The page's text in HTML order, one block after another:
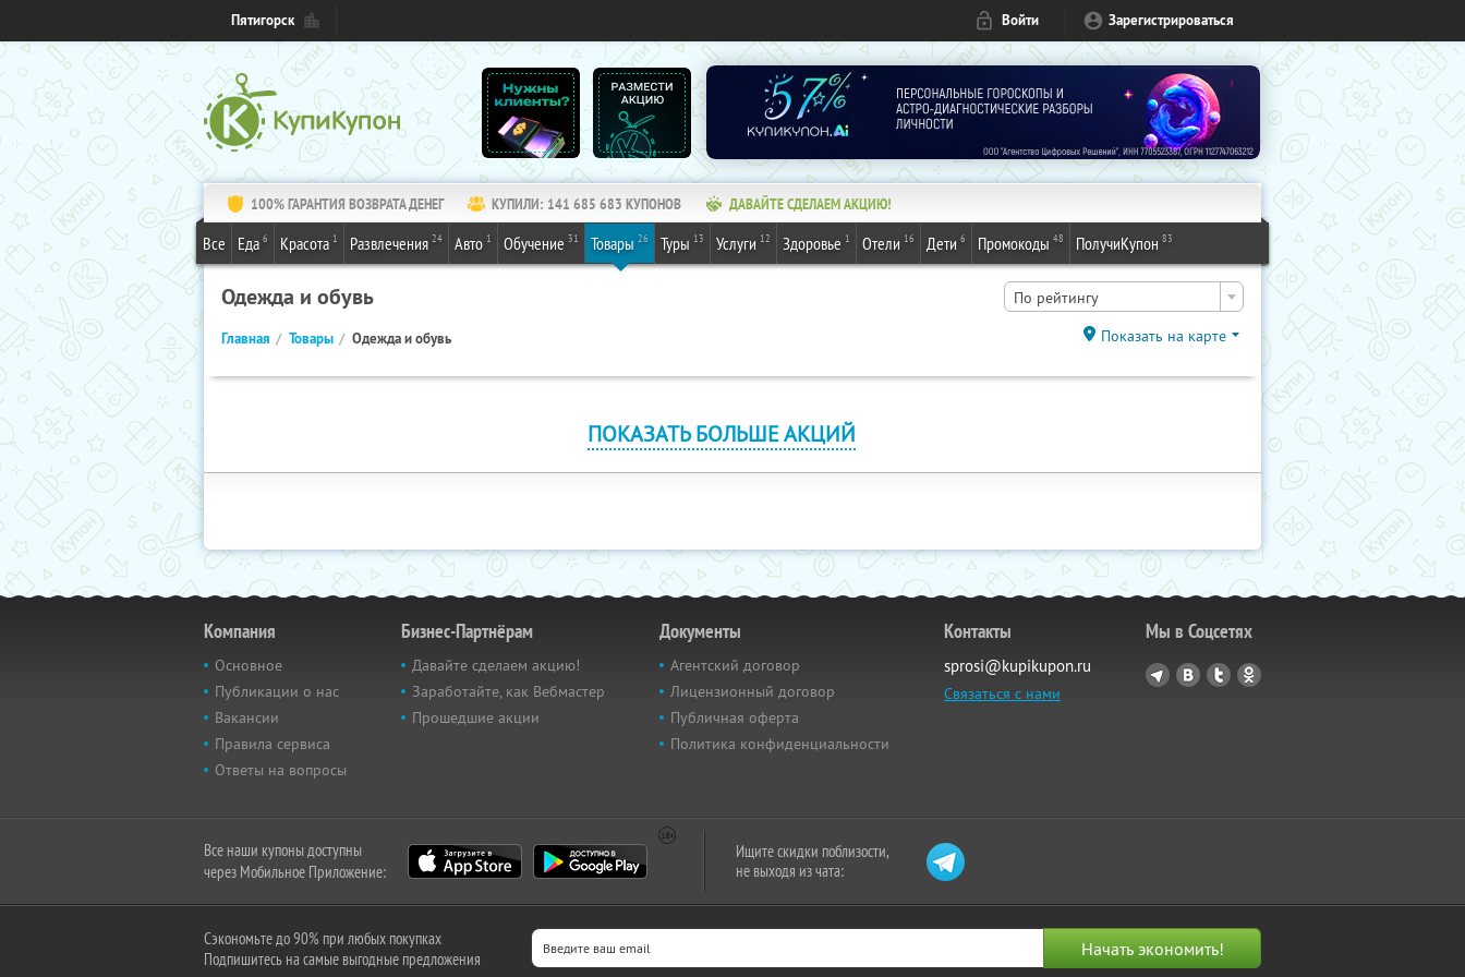
Пятигорск Войти Зарегистрироваться
100% ГАРАНТИЯ ВОЗВРАТА ДЕНЕГ КУПИЛИ: 141 685 683 КУПОНОВ ДАВАЙТЕ СДЕЛАЕМ АКЦИЮ!
Все Еда 6 Красота 1 Развлечения 24 Авто 1 Обучение 31 Товары 26 Туры 13 Услуги 12 Здоровье 1 Отели 16 Дети 6 Промокоды 48 ПолучиКупон 83
Одежда и обувь По рейтингу
Главная Товары Одежда и обувь Показать на карте
ПОКАЗАТЬ БОЛЬШЕ АКЦИЙ
Компания
Основное
Публикации о нас
Вакансии
Правила сервиса
Ответы на вопросы
Бизнес-Партнёрам
Давайте сделаем акцию!
Заработайте, как Вебмастер
Прошедшие акции
Документы
Агентский договор
Лицензионный договор
Публичная оферта
Политика конфиденциальности
Контакты
sprosi@kupikupon.ru
Связаться с нами
Мы в Соцсетях
Все наши купоны доступны
через Мобильное Приложение:
Ищите скидки поблизости,
не выходя из чата:
Сэкономьте до 90% при любых покупках
Подпишитесь на самые выгодные предложения